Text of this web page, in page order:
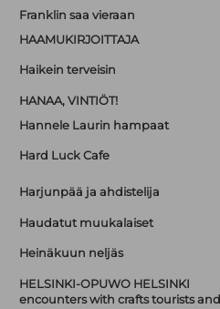
Franklin saa vieraan
HAAMUKIRJOITTAJA
Haikein terveisin
HANAA, VINTIÖT!
Hannele Laurin hampaat
Hard Luck Cafe
Harjunpää ja ahdistelija
Haudatut muukalaiset
Heinäkuun neljäs
HELSINKI-OPUWO HELSINKI
encounters with crafts tourists and